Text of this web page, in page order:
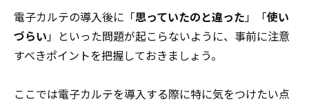
電子カルテの導入後に「思っていたのと違った」「使い
づらい」といった問題が起こらないように、事前に注意
すべきポイントを把握しておきましょう。
ここでは電子カルテを導入する際に特に気をつけたい点